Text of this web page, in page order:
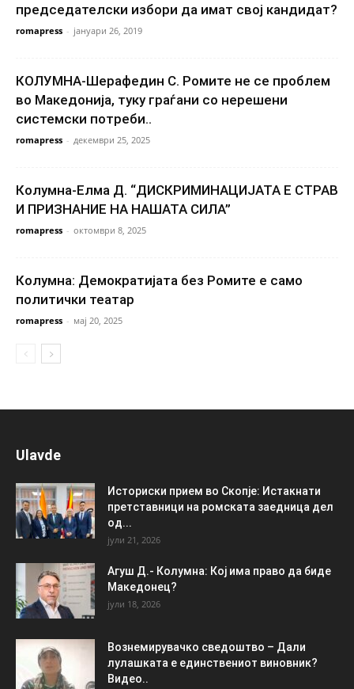
председателски избори да имат свој кандидат?
romapress - јануари 26, 2019
КОЛУМНА-Шерафедин С. Ромите не се проблем
во Македонија, туку граѓани со нерешени
системски потреби..
romapress - декември 25, 2025
Колумна-Елма Д. “ДИСКРИМИНАЦИЈАТА Е СТРАВ
И ПРИЗНАНИЕ НА НАШАТА СИЛА”
romapress - октомври 8, 2025
Колумна: Демократијата без Ромите е само
политички театар
romapress - мај 20, 2025
Ulavde
Историски прием во Скопје: Истакнати
претставници на ромската заедница дел
од...
јули 21, 2026
Агуш Д.- Колумна: Кој има право да биде
Македонец?
јули 18, 2026
Вознемирувачко сведоштво – Дали
лулашката е единствениот виновник?
Видео..